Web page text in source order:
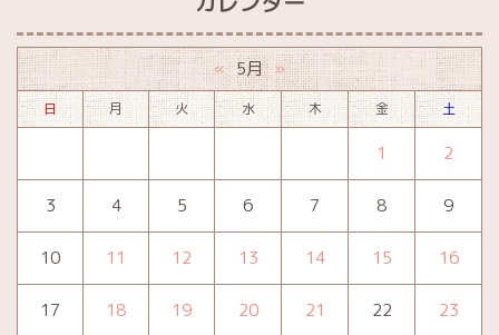
« 5月 »
日 月 火 水 木 金 土
1 2
3 4 5 6 7 8 9
10 11 12 13 14 15 16
17 18 19 20 21 22 23